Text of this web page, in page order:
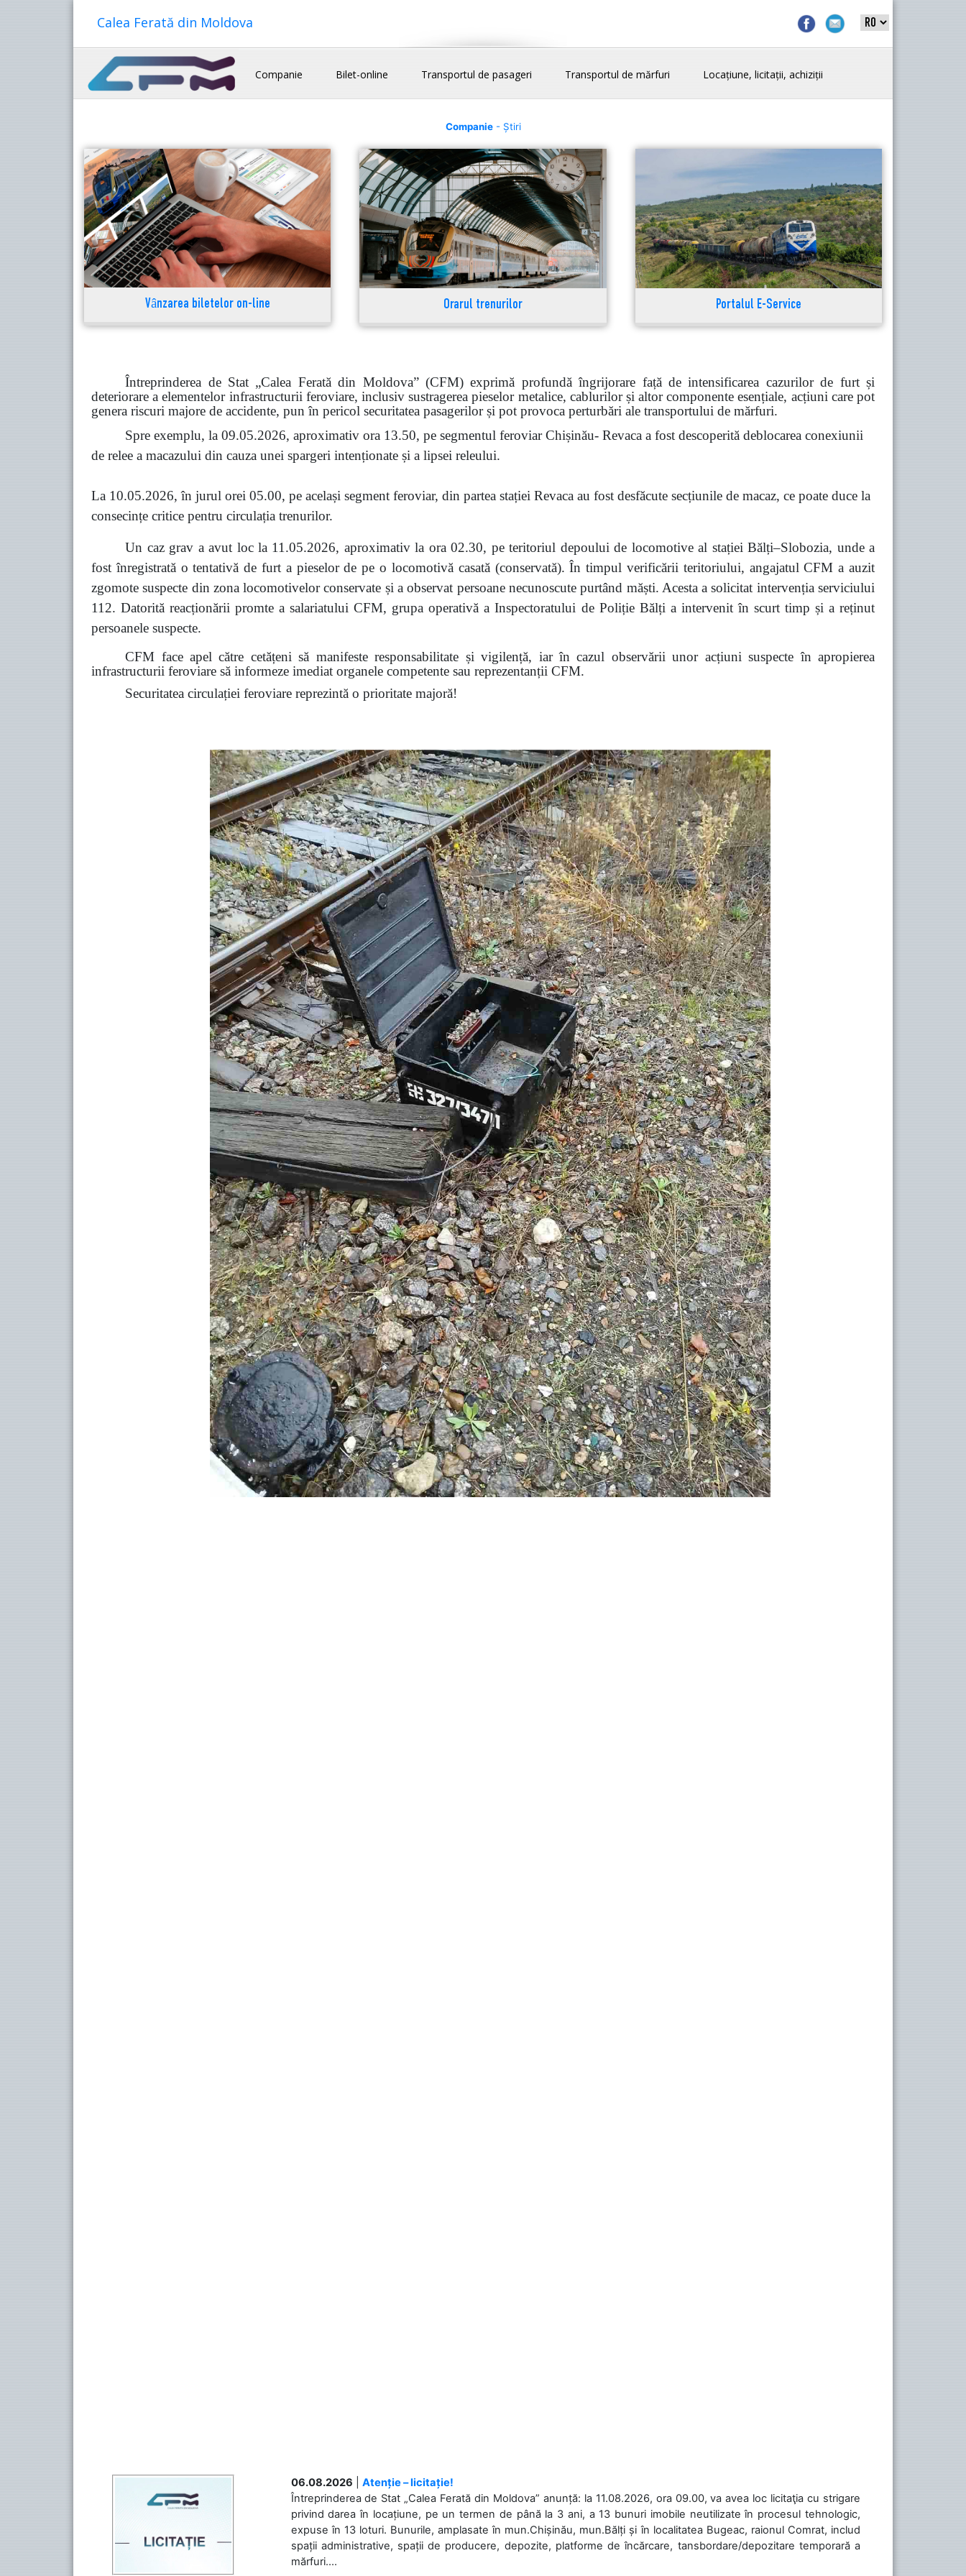
Calea Ferată din Moldova
Companie Bilet-online Transportul de pasageri Transportul de mărfuri Locațiune, licitații, achiziții
Companie- Știri
Vânzarea biletelor on-line Orarul trenurilor Portalul E-Service
Întreprinderea de Stat „Calea Ferată din Moldova” (CFM) exprimă profundă îngrijorare față de intensificarea cazurilor de furt și
deteriorare a elementelor infrastructurii feroviare, inclusiv sustragerea pieselor metalice, cablurilor și altor componente esențiale, acțiuni care pot
genera riscuri majore de accidente, pun în pericol securitatea pasagerilor și pot provoca perturbări ale transportului de mărfuri.
Spre exemplu, la 09.05.2026, aproximativ ora 13.50, pe segmentul feroviar Chișinău- Revaca a fost descoperită deblocarea conexiunii
de relee a macazului din cauza unei spargeri intenționate și a lipsei releului.
La 10.05.2026, în jurul orei 05.00, pe același segment feroviar, din partea stației Revaca au fost desfăcute secțiunile de macaz, ce poate duce la
consecințe critice pentru circulația trenurilor.
Un caz grav a avut loc la 11.05.2026, aproximativ la ora 02.30, pe teritoriul depoului de locomotive al stației Bălți–Slobozia, unde a
fost înregistrată o tentativă de furt a pieselor de pe o locomotivă casată (conservată). În timpul verificării teritoriului, angajatul CFM a auzit
zgomote suspecte din zona locomotivelor conservate și a observat persoane necunoscute purtând măști. Acesta a solicitat intervenția serviciului
112. Datorită reacționării promte a salariatului CFM, grupa operativă a Inspectoratului de Poliție Bălți a intervenit în scurt timp și a reținut
persoanele suspecte.
CFM face apel către cetățeni să manifeste responsabilitate și vigilență, iar în cazul observării unor acțiuni suspecte în apropierea
infrastructurii feroviare să informeze imediat organele competente sau reprezentanții CFM.
Securitatea circulației feroviare reprezintă o prioritate majoră!
06.08.2026
Atenție – licitație!
Întreprinderea de Stat „Calea Ferată din Moldova” anunță: la 11.08.2026, ora 09.00, va avea loc licitaţia cu strigare
privind darea în locațiune, pe un termen de până la 3 ani, a 13 bunuri imobile neutilizate în procesul tehnologic,
expuse în 13 loturi. Bunurile, amplasate în mun.Chișinău, mun.Bălți și în localitatea Bugeac, raionul Comrat, includ
spații administrative, spații de producere, depozite, platforme de încărcare, tansbordare/depozitare temporară a
mărfuri....